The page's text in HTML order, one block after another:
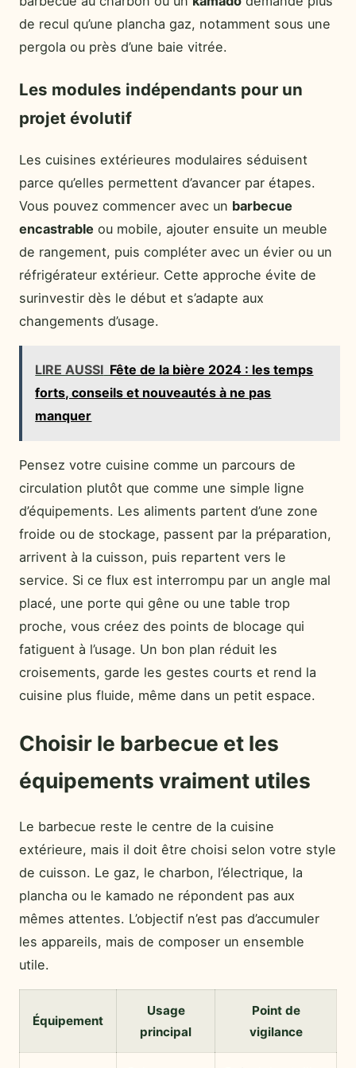
de recul qu’une plancha gaz, notamment sous une
pergola ou près d’une baie vitrée.
Les modules indépendants pour un
projet évolutif
Les cuisines extérieures modulaires séduisent
parce qu’elles permettent d’avancer par étapes.
Vous pouvez commencer avec un barbecue
encastrable ou mobile, ajouter ensuite un meuble
de rangement, puis compléter avec un évier ou un
réfrigérateur extérieur. Cette approche évite de
surinvestir dès le début et s’adapte aux
changements d’usage.
LIRE AUSSI Fête de la bière 2024 : les temps
forts, conseils et nouveautés à ne pas
manquer
Pensez votre cuisine comme un parcours de
circulation plutôt que comme une simple ligne
d’équipements. Les aliments partent d’une zone
froide ou de stockage, passent par la préparation,
arrivent à la cuisson, puis repartent vers le
service. Si ce flux est interrompu par un angle mal
placé, une porte qui gêne ou une table trop
proche, vous créez des points de blocage qui
fatiguent à l’usage. Un bon plan réduit les
croisements, garde les gestes courts et rend la
cuisine plus fluide, même dans un petit espace.
Choisir le barbecue et les
équipements vraiment utiles
Le barbecue reste le centre de la cuisine
extérieure, mais il doit être choisi selon votre style
de cuisson. Le gaz, le charbon, l’électrique, la
plancha ou le kamado ne répondent pas aux
mêmes attentes. L’objectif n’est pas d’accumuler
les appareils, mais de composer un ensemble
utile.
Équipement
Usage
principal
Point de
vigilance